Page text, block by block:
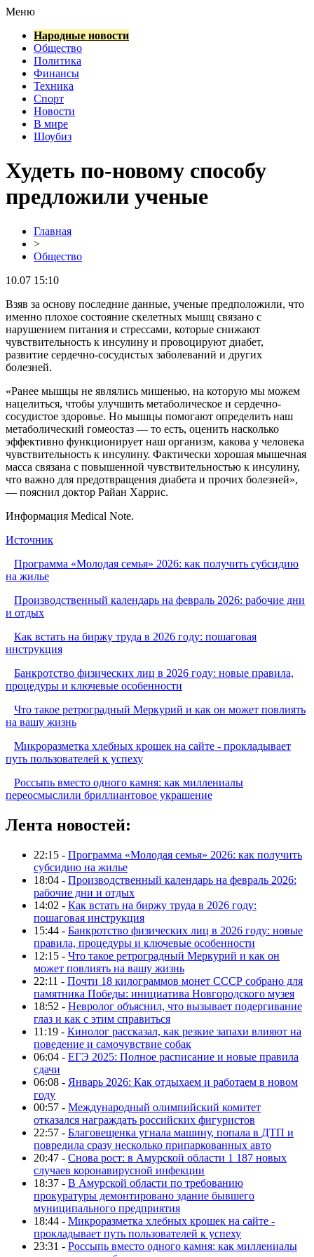
Меню
Народные новости
Общество
Политика
Финансы
Техника
Спорт
Новости
В мире
Шоубиз
Худеть по-новому способу
предложили ученые
Главная
>
Общество
10.07 15:10
Взяв за основу последние данные, ученые предположили, что
именно плохое состояние скелетных мышц связано с
нарушением питания и стрессами, которые снижают
чувствительность к инсулину и провоцируют диабет,
развитие сердечно-сосудистых заболеваний и других
болезней.
«Ранее мышцы не являлись мишенью, на которую мы можем
нацелиться, чтобы улучшить метаболическое и сердечно-
сосудистое здоровье. Но мышцы помогают определить наш
метаболический гомеостаз — то есть, оценить насколько
эффективно функционирует наш организм, какова у человека
чувствительность к инсулину. Фактически хорошая мышечная
масса связана с повышенной чувствительностью к инсулину,
что важно для предотвращения диабета и прочих болезней»,
— пояснил доктор Райан Харрис.
Информация Medical Note.
Источник
Программа «Молодая семья» 2026: как получить субсидию
на жилье
Производственный календарь на февраль 2026: рабочие дни
и отдых
Как встать на биржу труда в 2026 году: пошаговая
инструкция
Банкротство физических лиц в 2026 году: новые правила,
процедуры и ключевые особенности
Что такое ретроградный Меркурий и как он может повлиять
на вашу жизнь
Микроразметка хлебных крошек на сайте - прокладывает
путь пользователей к успеху
Россыпь вместо одного камня: как миллениалы
переосмыслили бриллиантовое украшение
Лента новостей:
22:15 - Программа «Молодая семья» 2026: как получить
субсидию на жилье
18:04 - Производственный календарь на февраль 2026:
рабочие дни и отдых
14:02 - Как встать на биржу труда в 2026 году:
пошаговая инструкция
15:44 - Банкротство физических лиц в 2026 году: новые
правила, процедуры и ключевые особенности
12:15 - Что такое ретроградный Меркурий и как он
может повлиять на вашу жизнь
22:11 - Почти 18 килограммов монет СССР собрано для
памятника Победы: инициатива Новгородского музея
18:52 - Невролог объяснил, что вызывает подергивание
глаз и как с этим справиться
11:19 - Кинолог рассказал, как резкие запахи влияют на
поведение и самочувствие собак
06:04 - ЕГЭ 2025: Полное расписание и новые правила
сдачи
06:08 - Январь 2026: Как отдыхаем и работаем в новом
году
00:57 - Международный олимпийский комитет
отказался награждать российских фигуристов
22:57 - Благовещенка угнала машину, попала в ДТП и
повредила сразу несколько припаркованных авто
20:47 - Снова рост: в Амурской области 1 187 новых
случаев коронавирусной инфекции
18:37 - В Амурской области по требованию
прокуратуры демонтировано здание бывшего
муниципального предприятия
18:44 - Микроразметка хлебных крошек на сайте -
прокладывает путь пользователей к успеху
23:31 - Россыпь вместо одного камня: как миллениалы